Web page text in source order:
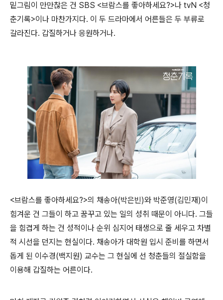
밑그림이 만만찮은 건 SBS <브람스를 좋아하세요?>나 tvN <청
춘기록>이나 마찬가지다. 이 두 드라마에서 어른들은 두 부류로
갈라진다. 갑질하거나 응원하거나.
<브람스를 좋아하세요?>의 채송아(박은빈)와 박준영(김민재)이
힘겨운 건 그들이 하고 꿈꾸고 있는 일의 성취 때문이 아니다. 그들
을 힘겹게 하는 건 성적이나 순위 심지어 태생으로 줄 세우고 차별
적 시선을 던지는 현실이다. 채송아가 대학원 입시 준비를 하면서
돕게 된 이수경(백지원) 교수는 그 현실에 선 청춘들의 절실함을
이용해 갑질하는 어른이다.